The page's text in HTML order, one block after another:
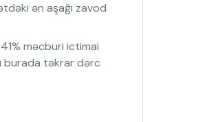
ən aşağı zavod
məcburi ictimai
burada təkrar dərc